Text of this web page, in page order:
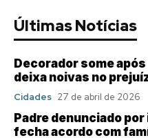
Últimas Notícias
Decorador some
deixa noivas no
Cidades 27 de abril de 2026
Padre denunciado
fecha acordo com